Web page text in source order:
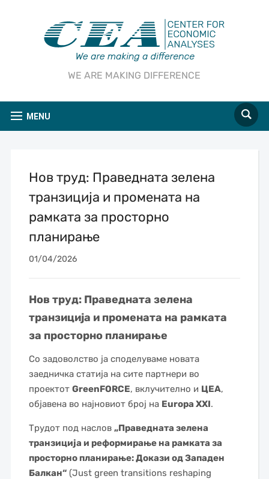
WE ARE MAKING DIFFERENCE
MENU
Нов труд: Праведната зелена
транзиција и промената на
рамката за просторно
планирање
01/04/2026
Нов труд: Праведната зелена
транзиција и промената на рамката
за просторно планирање
Со задоволство ја споделуваме новата
заедничка статија на сите партнери во
проектот GreenFORCE, вклучително и ЦЕА,
објавена во најновиот број на Europa XXI.
Трудот под наслов „Праведната зелена
транзиција и реформирање на рамката за
просторно планирање: Докази од Западен
Балкан“(Just green transitions reshaping